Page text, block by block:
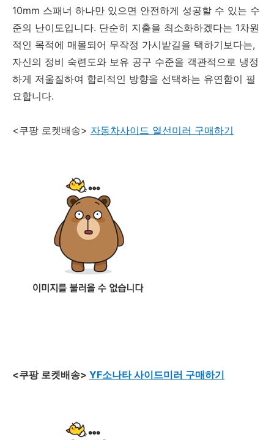
10mm 스패너 하나만 있으면 안전하게 성공할 수 있는 수
준의 난이도입니다. 단순히 지출을 최소화하겠다는 1차원
적인 목적에 매몰되어 무작정 가시밭길을 택하기보다는,
자신의 정비 숙련도와 보유 공구 수준을 객관적으로 냉정
하게 저울질하여 합리적인 방향을 선택하는 유연함이 필
요합니다.
<쿠팡 로켓배송> 자동차사이드 열선미러 구매하기
<쿠팡 로켓배송> YF소나타 사이드미러 구매하기